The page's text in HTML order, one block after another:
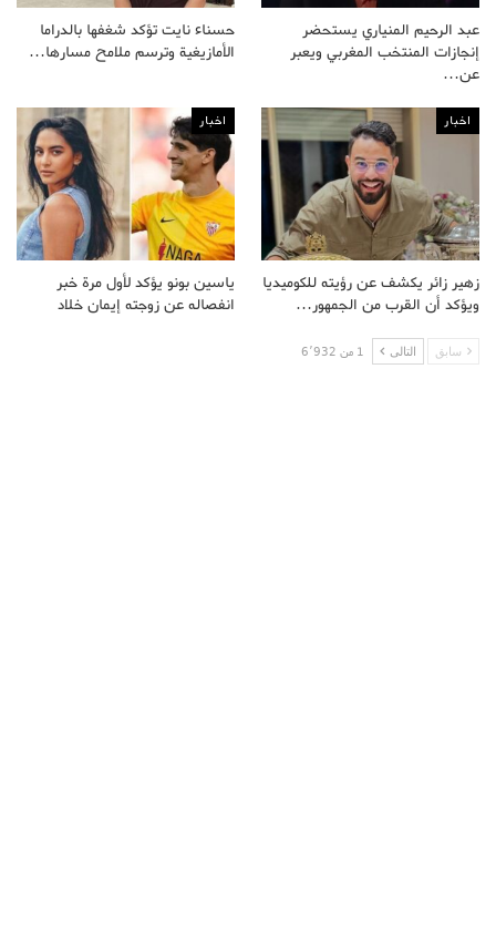
عبد الرحيم المنياري يستحضر
إنجازات المنتخب المغربي ويعبر
عن…
حسناء نايت تؤكد شغفها بالدراما
الأمازيغية وترسم ملامح مسارها…
اخبار
زهير زائر يكشف عن رؤيته للكوميديا
ويؤكد أن القرب من الجمهور…
اخبار
ياسين بونو يؤكد لأول مرة خبر
انفصاله عن زوجته إيمان خلاد
سابق التالى 1 من 6٬932